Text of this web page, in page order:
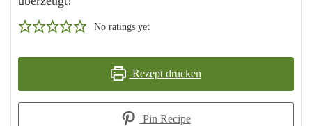
No ratings yet
Rezept drucken
Pin Recipe